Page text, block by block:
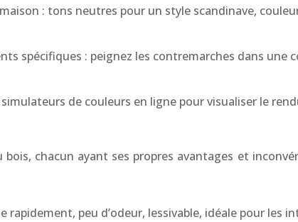
: tons neutres pour un style scandinave,
spécifiques : peignez les contremarches dans
de couleurs en ligne pour visualiser le
chacun ayant ses propres avantages et
rapidement, peu d’odeur, lessivable, idéale pour les